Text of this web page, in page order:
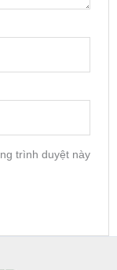
trình duyệt này